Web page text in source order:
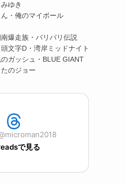
ゆき
・俺のマイボール
爆走族・バリバリ伝説
文字D・湾岸ミッドナイト
ガッシュ・BLUE GIANT
のジョー
で見る